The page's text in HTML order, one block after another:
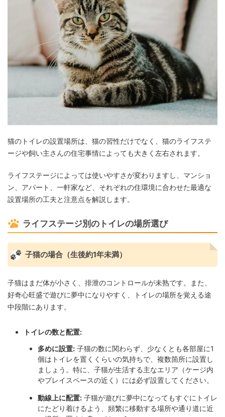
猫のトイレの設置場所は、猫の習性だけでなく、猫のライフステ
ージや飼い主さんの住宅事情によっても大きく左右されます。
ライフステージによっては使いやすさが変わりますし、マンショ
ン、アパート、一軒家など、それぞれの住環境に合わせた最適な
設置場所の工夫と注意点を解説します。
ライフステージ別のトイレの場所選び
子猫の場合（生後約1年未満）
子猫はまだ体が小さく、排泄のコントロールが未熟です。また、
好奇心旺盛で遊びに夢中になりやすく、トイレの場所を覚える途
中段階にあります。
トイレの数と配置:
多めに設置: 子猫の数に関わらず、少なくとも各部屋に1
個はトイレを置くくらいの気持ちで、複数箇所に設置し
ましょう。特に、子猫が生活する主なエリア（ケージ内
やプレイスペースの近く）には必ず設置してください。
動線上に配置: 子猫が遊びに夢中になってもすぐにトイレ
にたどり着けるよう、頻繁に移動する場所や通り道に近